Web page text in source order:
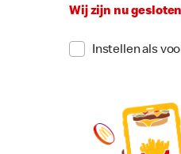
Wij zijn nu gesloten
Instellen als